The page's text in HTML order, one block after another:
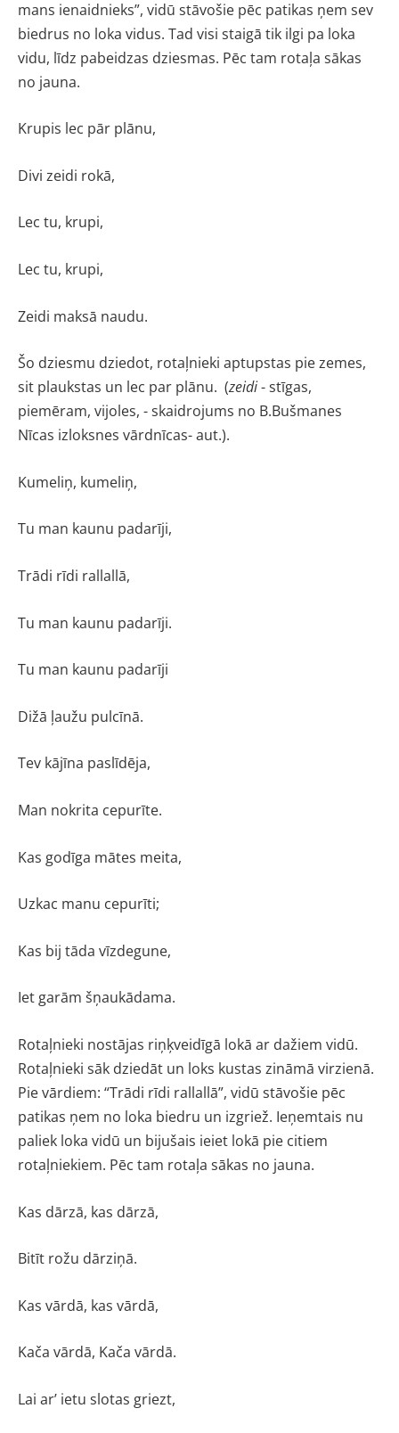
mans ienaidnieks”, vidū stāvošie pēc patikas ņem sev
biedrus no loka vidus. Tad visi staigā tik ilgi pa loka
vidu, līdz pabeidzas dziesmas. Pēc tam rotaļa sākas
no jauna.
Krupis lec pār plānu,
Divi zeidi rokā,
Lec tu, krupi,
Lec tu, krupi,
Zeidi maksā naudu.
Šo dziesmu dziedot, rotaļnieki aptupstas pie zemes,
sit plaukstas un lec par plānu. (zeidi- stīgas,
piemēram, vijoles, - skaidrojums no B.Bušmanes
Nīcas izloksnes vārdnīcas- aut.).
Kumeliņ, kumeliņ,
Tu man kaunu padarīji,
Trādi rīdi rallallā,
Tu man kaunu padarīji.
Tu man kaunu padarīji
Dižā ļaužu pulcīnā.
Tev kājīna paslīdēja,
Man nokrita cepurīte.
Kas godīga mātes meita,
Uzkac manu cepurīti;
Kas bij tāda vīzdegune,
Iet garām šņaukādama.
Rotaļnieki nostājas riņķveidīgā lokā ar dažiem vidū.
Rotaļnieki sāk dziedāt un loks kustas zināmā virzienā.
Pie vārdiem: “Trādi rīdi rallallā”, vidū stāvošie pēc
patikas ņem no loka biedru un izgriež. Ieņemtais nu
paliek loka vidū un bijušais ieiet lokā pie citiem
rotaļniekiem. Pēc tam rotaļa sākas no jauna.
Kas dārzā, kas dārzā,
Bitīt rožu dārziņā.
Kas vārdā, kas vārdā,
Kača vārdā, Kača vārdā.
Lai ar’ ietu slotas griezt,